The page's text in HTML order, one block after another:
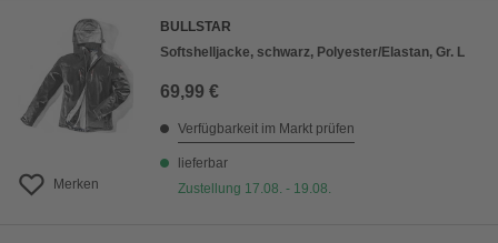
Merken
BULLSTAR
Softshelljacke, schwarz, Polyester/Elastan, Gr. L
69,99 €
Verfügbarkeit im Markt prüfen
lieferbar
Zustellung 17.08. - 19.08.